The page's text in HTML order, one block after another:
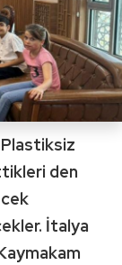
den
İtalya